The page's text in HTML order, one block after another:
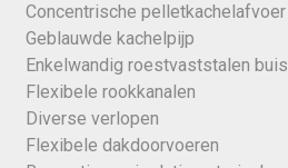
Concentrische pelletkachelafvoer
Geblauwde kachelpijp
Enkelwandig roestvaststalen buis
Flexibele rookkanalen
Diverse verlopen
Flexibele dakdoorvoeren